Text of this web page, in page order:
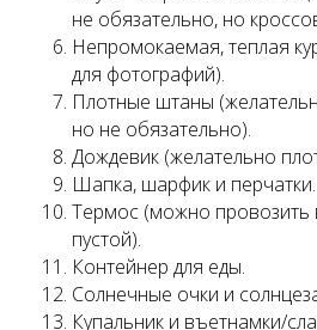
не обязательно, но
Непромокаемая, теплая
для фотографий).
Плотные штаны
но не обязательно).
Дождевик (желательно
Шапка, шарфик и перчатки.
Термос (можно провозить
пустой).
Контейнер для еды.
Солнечные очки и
Купальник и въетнамки/